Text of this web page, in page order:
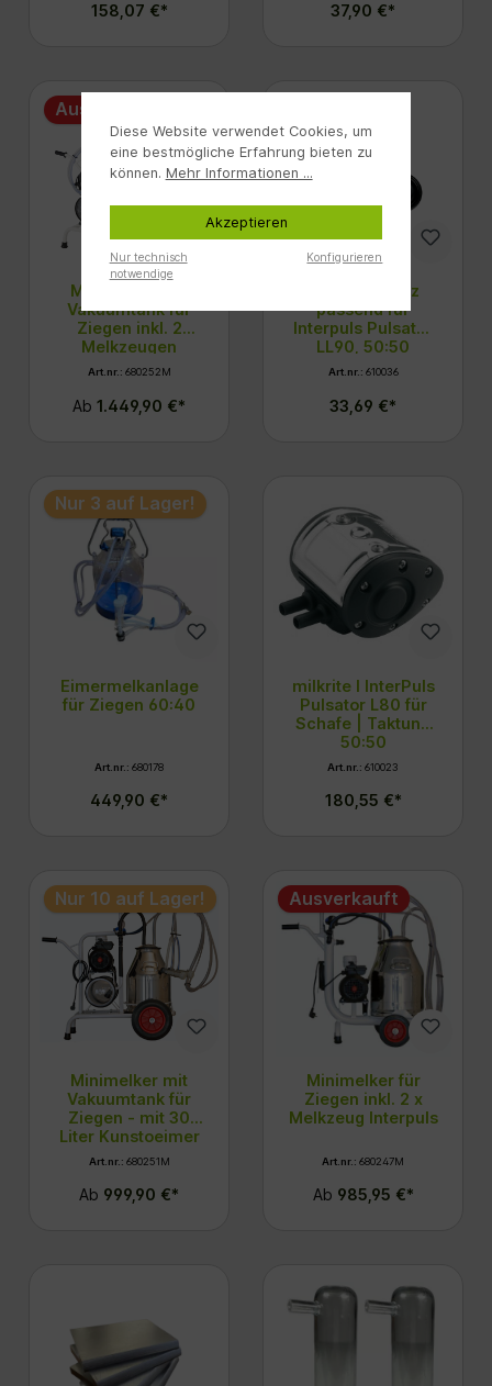
158,07 €* 37,90 €*
Ausverkauft
Minimelker mit
Vakuumtank für
Ziegen inkl. 2
Melkzeugen
Art.nr.: 680252M
Ab 1.449,90 €*
Reparatursatz
passend für
Interpuls Pulsator
LL90, 50:50
Art.nr.: 610036
33,69 €*
Nur 3 auf Lager!
Eimermelkanlage
für Ziegen 60:40
Art.nr.: 680178
449,90 €*
milkrite I InterPuls
Pulsator L80 für
Schafe | Taktung
50:50
Art.nr.: 610023
180,55 €*
Nur 10 auf Lager!
Minimelker mit
Vakuumtank für
Ziegen - mit 30
Liter Kunstoeimer
+ Melkzeug ohne
Art.nr.: 680251M
Ab 999,90 €*
Ausverkauft
Minimelker für
Ziegen inkl. 2 x
Melkzeug Interpuls
Art.nr.: 680247M
Ab 985,95 €*
Diese Website verwendet Cookies, um
eine bestmögliche Erfahrung bieten zu
können. Mehr Informationen ...
Akzeptieren
Nur technisch
notwendige
Konfigurieren